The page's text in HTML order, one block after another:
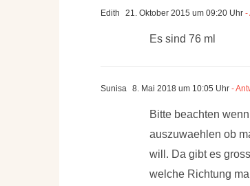
Edith 21. Oktober 2015 um 09:20 Uhr -
Es sind 76 ml
Sunisa 8. Mai 2018 um 10:05 Uhr -
Bitte beachten
auszuwaehlen ob
will. Da gibt es
welche Richtung